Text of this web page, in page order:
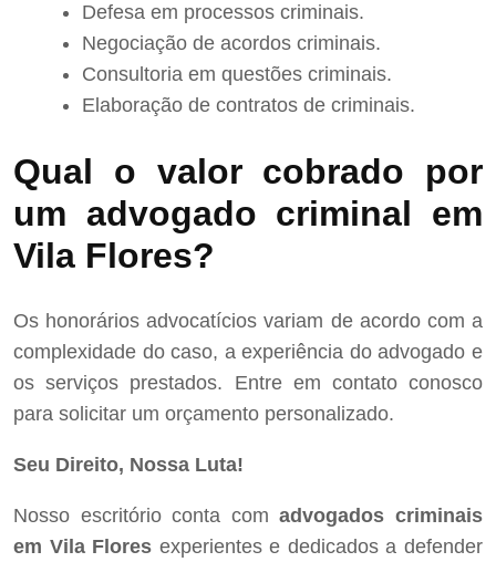
Defesa em processos criminais.
Negociação de acordos criminais.
Consultoria em questões criminais.
Elaboração de contratos de criminais.
Qual o valor cobrado por
um advogado criminal em
Vila Flores?
Os honorários advocatícios variam de acordo com a
complexidade do caso, a experiência do advogado e
os serviços prestados. Entre em contato conosco
para solicitar um orçamento personalizado.
Seu Direito, Nossa Luta!
Nosso escritório conta comadvogados criminais
em Vila Flores experientes e dedicados a defender